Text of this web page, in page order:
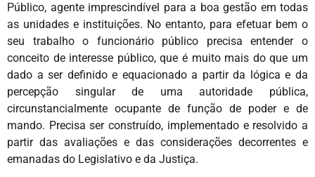
Público, agente imprescindível para a boa gestão em todas
as unidades e instituições. No entanto, para efetuar bem o
seu trabalho o funcionário público precisa entender o
conceito de interesse público, que é muito mais do que um
dado a ser definido e equacionado a partir da lógica e da
percepção singular de uma autoridade pública,
circunstancialmente ocupante de função de poder e de
mando. Precisa ser construído, implementado e resolvido a
partir das avaliações e das considerações decorrentes e
emanadas do Legislativo e da Justiça.